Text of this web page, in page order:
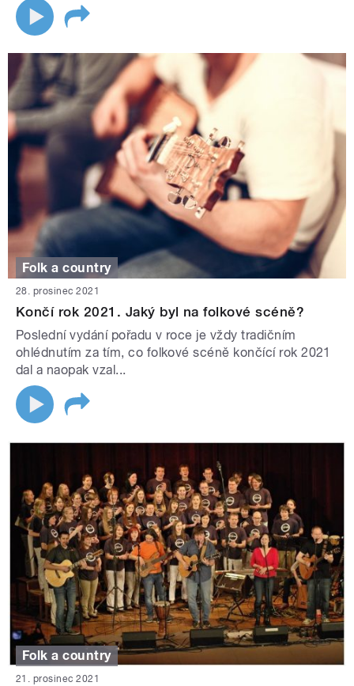
Folk a country
28. prosinec 2021
Končí rok 2021. Jaký byl na folkové scéně?
Poslední vydání pořadu v roce je vždy tradičním
ohlédnutím za tím, co folkové scéně končící rok 2021
dal a naopak vzal...
Folk a country
21. prosinec 2021